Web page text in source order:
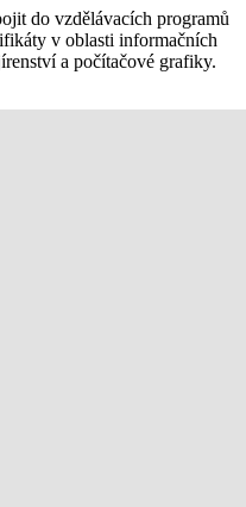
do vzdělávacích programů
v oblasti informačních
a počítačové grafiky.